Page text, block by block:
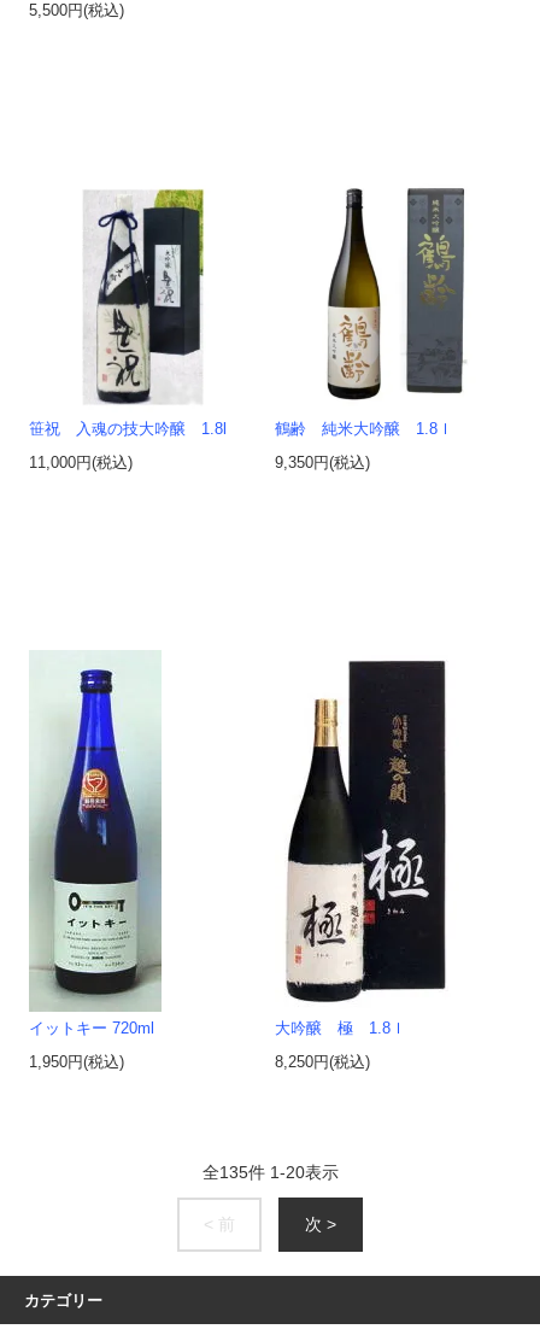
5,500円(税込)
笹祝 入魂の技大吟醸 1.8l
11,000円(税込)
鶴齢 純米大吟醸 1.8ｌ
9,350円(税込)
イットキー 720ml
1,950円(税込)
大吟醸 極 1.8ｌ
8,250円(税込)
全135件 1-20表示
< 前 次 >
カテゴリー